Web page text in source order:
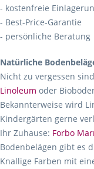
- kostenfreie
- Best-Price-Garantie
- persönliche Beratung
Natürliche
Nicht zu vergessen
Linoleum oder
Bekannterweise wird
Kindergärten gerne
Ihr Zuhause: Forbo
Bodenbelägen gibt es
Knallige Farben mit